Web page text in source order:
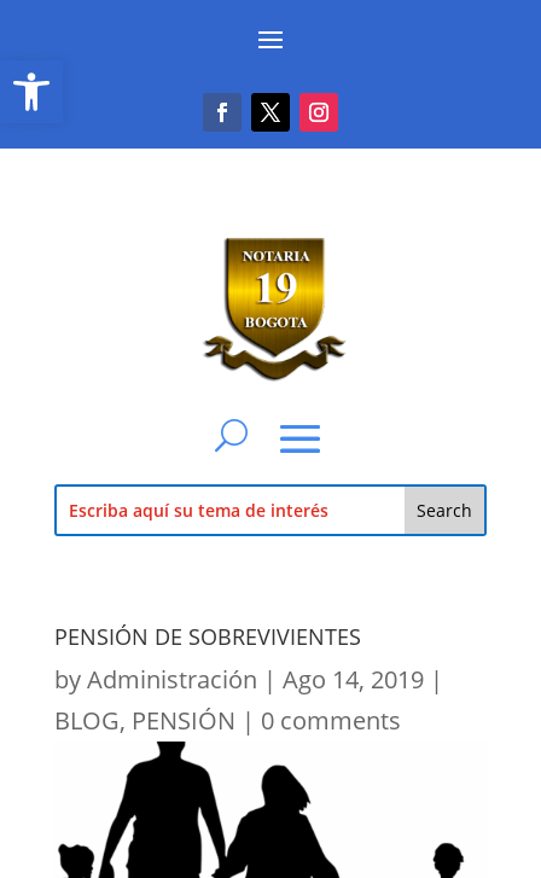
Abrir barra de herramientas
PENSIÓN DE SOBREVIVIENTES
byAdministración | Ago 14, 2019|
BLOG, PENSIÓN | 0 comments